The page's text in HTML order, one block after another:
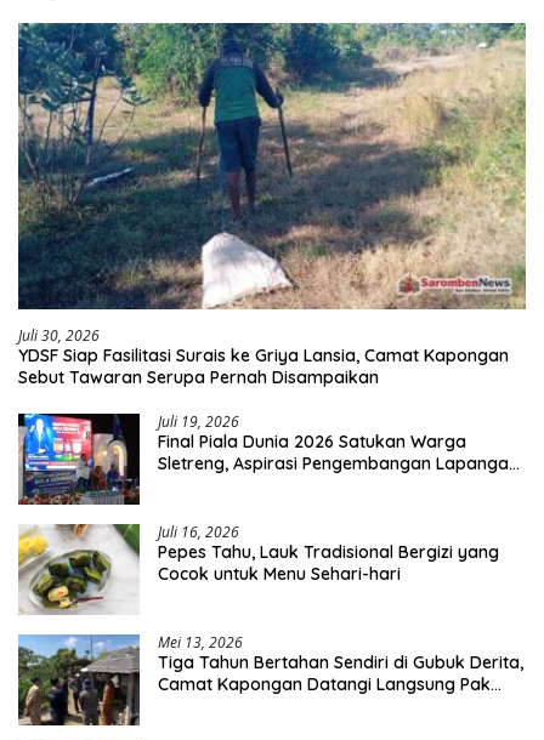
Juli 30, 2026
YDSF Siap Fasilitasi Surais ke Griya Lansia, Camat Kapongan
Sebut Tawaran Serupa Pernah Disampaikan
Juli 19, 2026
Final Piala Dunia 2026 Satukan Warga
Sletreng, Aspirasi Pengembangan Lapangan
Juli 16, 2026
Pepes Tahu, Lauk Tradisional Bergizi yang
Cocok untuk Menu Sehari-hari
Mei 13, 2026
Tiga Tahun Bertahan Sendiri di Gubuk Derita,
Camat Kapongan Datangi Langsung Pak